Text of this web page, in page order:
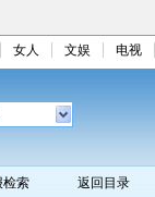
女人 文娱 电视
检索 返回目录